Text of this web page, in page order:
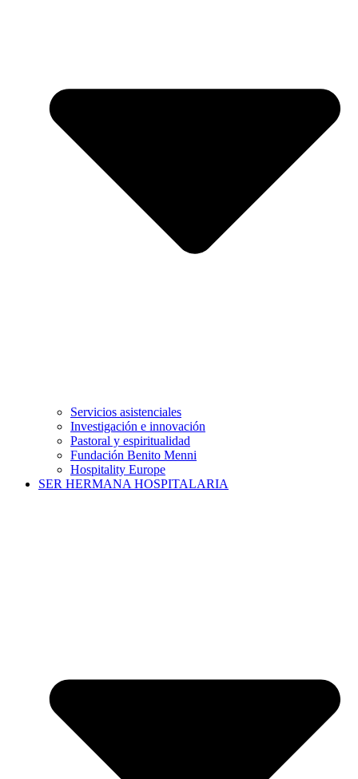
Servicios asistenciales
Investigación e innovación
Pastoral y espiritualidad
Fundación Benito Menni
Hospitality Europe
SER HERMANA HOSPITALARIA